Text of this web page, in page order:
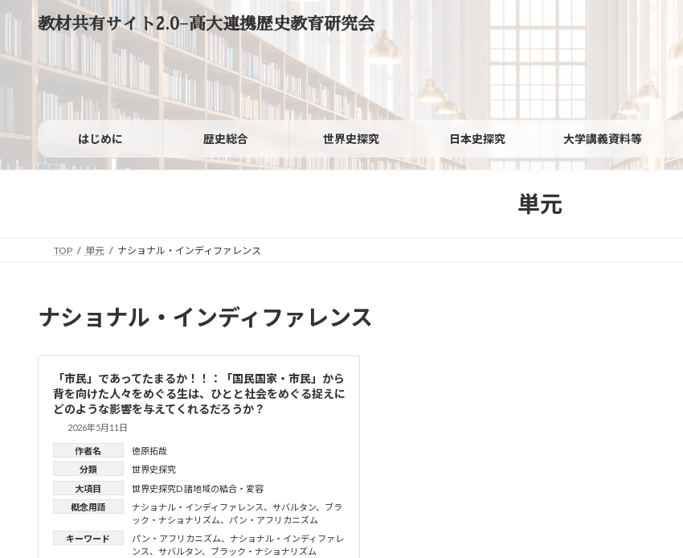
ン
ッ
ー
移
教材共有サイト2.0−高大連携歴史教育研究会
はじめに 歴史総合 世界史探究 日本史探究 大学講義資料等
単元
TOP 単元 ナショナル・インディファレンス
ナショナル・インディファレンス
「市民」であってたまるか！！：「国民国家・市民」から
背を向けた人々をめぐる生は、ひとと社会をめぐる捉えに
どのような影響を与えてくれるだろうか？
2026年5月11日
作者名 徳原拓哉
大項目
世界史探究D 諸地域の結合・変容
概念用語
ナショナル・インディファレンス、 サバルタン、
ブラ
ック・ナショナリズム、
パン・アフリカニズム
キーワード
パン・アフリカニズム、 ナショナル・インディファレ
ンス、 サバルタン、 ブラック・ナショナリズム
分類 世界史探究